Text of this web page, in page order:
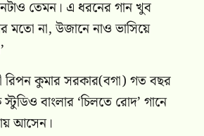
তেমন। এ ধরনের গান খুব
মতো না, উজানে নাও ভাসিয়ে
রিপন কুমার সরকার(বগা) গত বছর
বাংলার ‘চিলতে রোদ’ গানে
আসেন।